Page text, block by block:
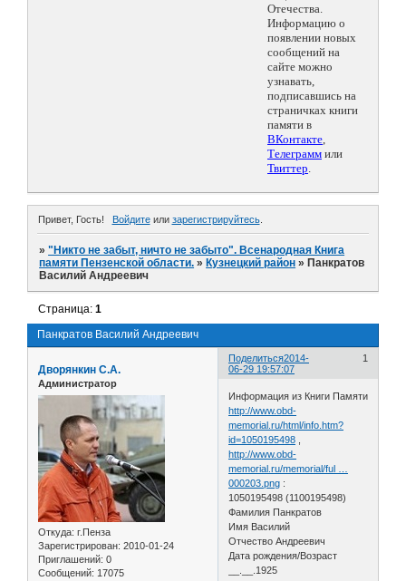
Отечества.
Информацию о
появлении новых
сообщений на
сайте можно
узнавать,
подписавшись на
страничках книги
памяти в
ВКонтакте,
Телеграмм или
Твиттер.
Привет, Гость! Войдитеили зарегистрируйтесь.
»"Никто не забыт, ничто не забыто". Всенародная Книга
памяти Пензенской области. » Кузнецкий район » Панкратов
Василий Андреевич
Панкратов Василий Андреевич
Страница:1
Поделиться 1
2014-
06-29 19:57:07
Дворянкин С.А.
Администратор
Откуда: г.Пенза
Зарегистрирован: 2010-01-24
Приглашений: 0
Сообщений: 17075
Информация из Книги Памяти
http://www.obd-
memorial.ru/html/info.htm?
id=1050195498
http://www.obd-
memorial.ru/memorial/ful …
000203.png :
1050195498 (1100195498)
Фамилия Панкратов
Имя Василий
Отчество Андреевич
Дата рождения/Возраст
__.__.1925